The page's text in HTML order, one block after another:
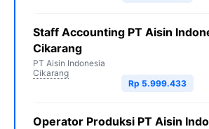
Staff Accounting PT Aisin
Cikarang
PT Aisin Indonesia
Cikarang
Rp 5.999.433
Operator Produksi PT Aisin